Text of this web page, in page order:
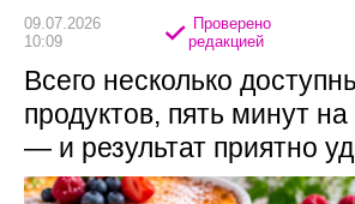
09.07.2026
10:09
Проверено
редакцией
Всего несколько
продуктов, пять минут на
— и результат приятно